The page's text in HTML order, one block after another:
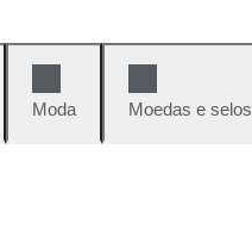
Moda Moedas e selos